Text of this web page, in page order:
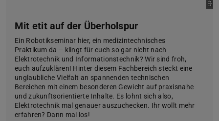
Mit etit auf der Überholspur
Ein Robotikseminar hier, ein medizintechnisches
Praktikum da – klingt für euch so gar nicht nach
Elektrotechnik und Informationstechnik? Wir sind froh,
euch aufzuklären! Hinter diesem Fachbereich steckt eine
unglaubliche Vielfalt an spannenden technischen
Bereichen mit einem besonderen Gewicht auf praxisnahe
und zukunftsorientierte Inhalte. Es lohnt sich also,
Elektrotechnik mal genauer auszuchecken. Ihr wollt mehr
erfahren? Dann mal los!